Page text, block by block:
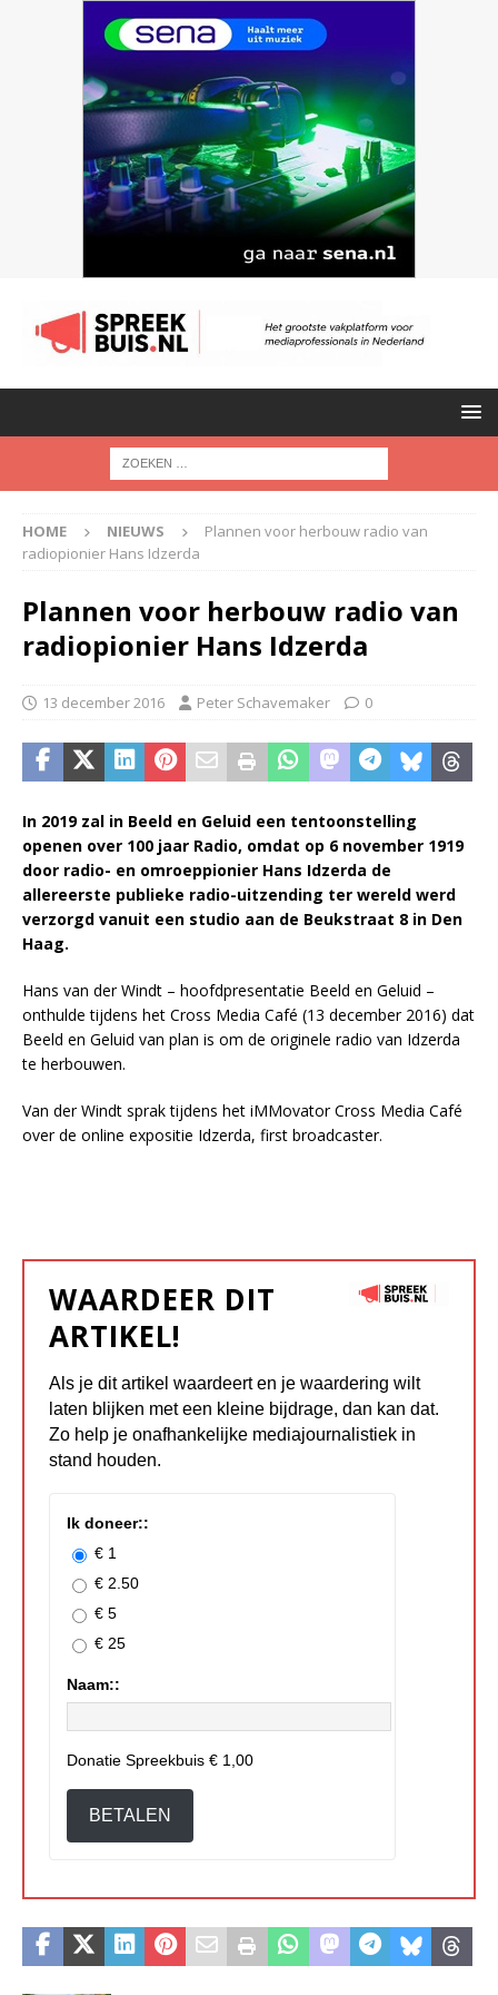
HOME NIEUWS
Plannen voor herbouw radio van
radiopionier Hans Idzerda
Plannen voor herbouw radio van
radiopionier Hans Idzerda
13 december 2016 Peter Schavemaker 0
In 2019 zal in Beeld en Geluid een tentoonstelling
openen over 100 jaar Radio, omdat op 6 november 1919
door radio- en omroeppionier Hans Idzerda de
allereerste publieke radio-uitzending ter wereld werd
verzorgd vanuit een studio aan de Beukstraat 8 in Den
Haag.
Hans van der Windt – hoofdpresentatie Beeld en Geluid –
onthulde tijdens het Cross Media Café (13 december 2016) dat
Beeld en Geluid van plan is om de originele radio van Idzerda
te herbouwen.
Van der Windt sprak tijdens het iMMovator Cross Media Café
over de online expositie Idzerda, first broadcaster.
WAARDEER DIT
ARTIKEL!
Als je dit artikel waardeert en je waardering wilt
laten blijken met een kleine bijdrage, dan kan dat.
Zo help je onafhankelijke mediajournalistiek in
stand houden.
Ik doneer::
€ 1
€ 2.50
€ 5
€ 25
Naam::
Donatie Spreekbuis € 1,00
BETALEN